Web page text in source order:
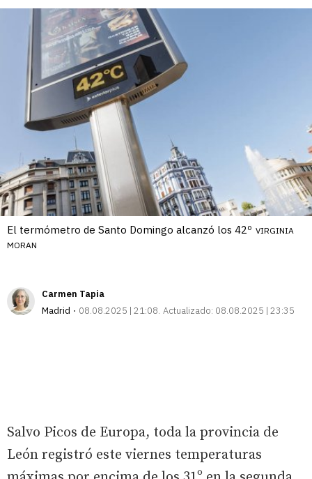
El termómetro de Santo Domingo alcanzó los 42º VIRGINIA
MORAN
Carmen Tapia
Madrid
08.08.2025 | 21:08 Actualizado: 08.08.2025 | 23:35
Salvo Picos de Europa, toda la provincia de
León registró este viernes temperaturas